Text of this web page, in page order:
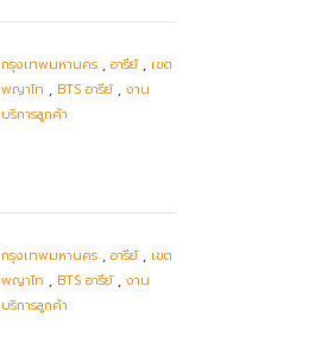
กรุงเทพมหานคร ,อารีย์, เขต
พญาไท , BTS อารีย์,งาน
บริการลูกค้า
กรุงเทพมหานคร ,อารีย์, เขต
พญาไท , BTS อารีย์,งาน
บริการลูกค้า